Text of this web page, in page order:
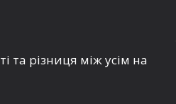
та різниця між усім на